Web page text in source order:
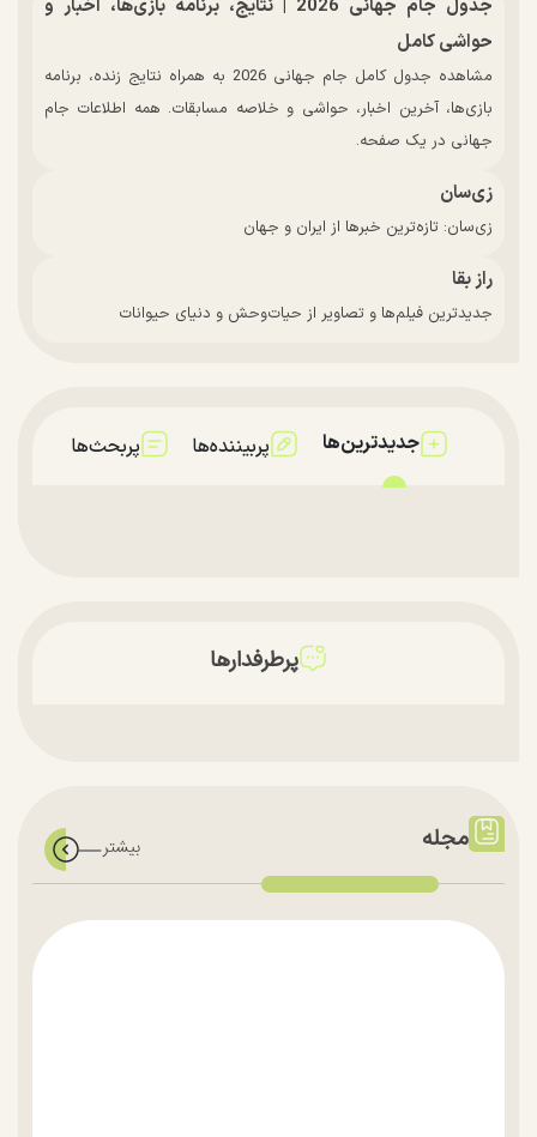
جدول جام جهانی 2026 | نتایج، برنامه بازی‌ها، اخبار و
حواشی کامل
مشاهده جدول کامل جام جهانی 2026 به همراه نتایج زنده، برنامه
بازی‌ها، آخرین اخبار، حواشی و خلاصه مسابقات. همه اطلاعات جام
جهانی در یک صفحه.
زی‌سان
زی‌سان: تازه‌ترین خبرها از ایران و جهان
راز بقا
جدیدترین فیلم‌ها و تصاویر از حیات‌وحش و دنیای حیوانات
جدیدترین‌ها پربیننده‌ها پربحث‌ها
پرطرفدارها
مجله